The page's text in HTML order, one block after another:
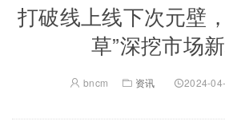
打破线上线下次元壁
草”深挖市场
bncm 资讯 2024-